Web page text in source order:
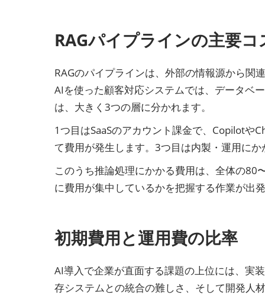
RAGパイプラインの主要コ
RAGのパイプラインは、外部の情報源から関
AIを使った顧客対応システムでは、データベ
は、大きく3つの層に分かれます。
1つ目はSaaSのアカウント課金で、Copilotや
て費用が発生します。3つ目は内製・運用に
このうち推論処理にかかる費用は、全体の80
に費用が集中しているかを把握する作業が出
初期費用と運用費の比率
AI導入で企業が直面する課題の上位には、実
存システムとの統合の難しさ、そして開発人